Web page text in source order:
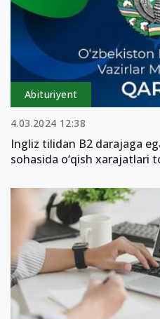
Abituriyent
4.03.2024 12:38
Ingliz tilidan B2 darajaga
sohasida o‘qish xarajatlari